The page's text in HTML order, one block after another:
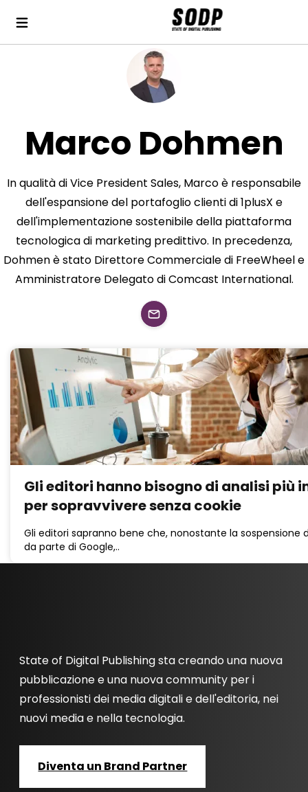
Marco Dohmen
In qualità di Vice President Sales, Marco è responsabile
dell'espansione del portafoglio clienti di 1plusX e
dell'implementazione sostenibile della piattaforma
tecnologica di marketing predittivo. In precedenza,
Dohmen è stato Direttore Commerciale di FreeWheel e
Amministratore Delegato di Comcast International.
Gli editori hanno bisogno di analisi più
per sopravvivere senza cookie
Gli editori sapranno bene che, nonostante la sospensione
da parte di Google,..
State of Digital Publishing sta creando una nuova
pubblicazione e una nuova community per i
professionisti dei media digitali e dell'editoria, nei
nuovi media e nella tecnologia.
Diventa un Brand Partner